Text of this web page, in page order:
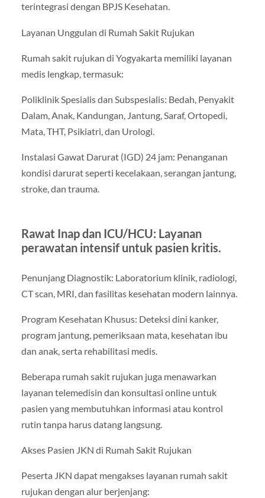
terintegrasi dengan BPJS Kesehatan.
Layanan Unggulan di Rumah Sakit Rujukan
Rumah sakit rujukan di Yogyakarta memiliki layanan
medis lengkap, termasuk:
Poliklinik Spesialis dan Subspesialis: Bedah, Penyakit
Dalam, Anak, Kandungan, Jantung, Saraf, Ortopedi,
Mata, THT, Psikiatri, dan Urologi.
Instalasi Gawat Darurat (IGD) 24 jam: Penanganan
kondisi darurat seperti kecelakaan, serangan jantung,
stroke, dan trauma.
Rawat Inap dan ICU/HCU: Layanan
perawatan intensif untuk pasien kritis.
Penunjang Diagnostik: Laboratorium klinik, radiologi,
CT scan, MRI, dan fasilitas kesehatan modern lainnya.
Program Kesehatan Khusus: Deteksi dini kanker,
program jantung, pemeriksaan mata, kesehatan ibu
dan anak, serta rehabilitasi medis.
Beberapa rumah sakit rujukan juga menawarkan
layanan telemedisin dan konsultasi online untuk
pasien yang membutuhkan informasi atau kontrol
rutin tanpa harus datang langsung.
Akses Pasien JKN di Rumah Sakit Rujukan
Peserta JKN dapat mengakses layanan rumah sakit
rujukan dengan alur berjenjang: